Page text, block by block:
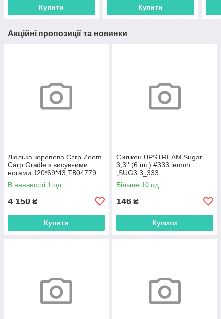
Купити Купити
Акційні пропозиції та новинки
Люлька коропова Carp Zoom
Carp Gradle з висувними
ногами 120*69*43,ТВ04779
В наявності 1 од.
4 150 ₴
Купити
Силікон UPSTREAM Sugar
3,3'' (6 шт.) #333 lemon
,SUG3.3_333
Більше 10 од.
146 ₴
Купити